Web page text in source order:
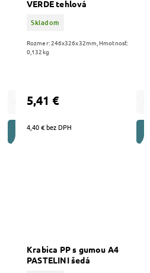
DO KOŠÍKA
VERDE tehlová
Skladom
4,40 € bez DPH
5,41 €
Rozmer: 246x326x32mm, Hmotnosť:
0,132kg
Krabica PP s gumou A4
PASTELINI šedá